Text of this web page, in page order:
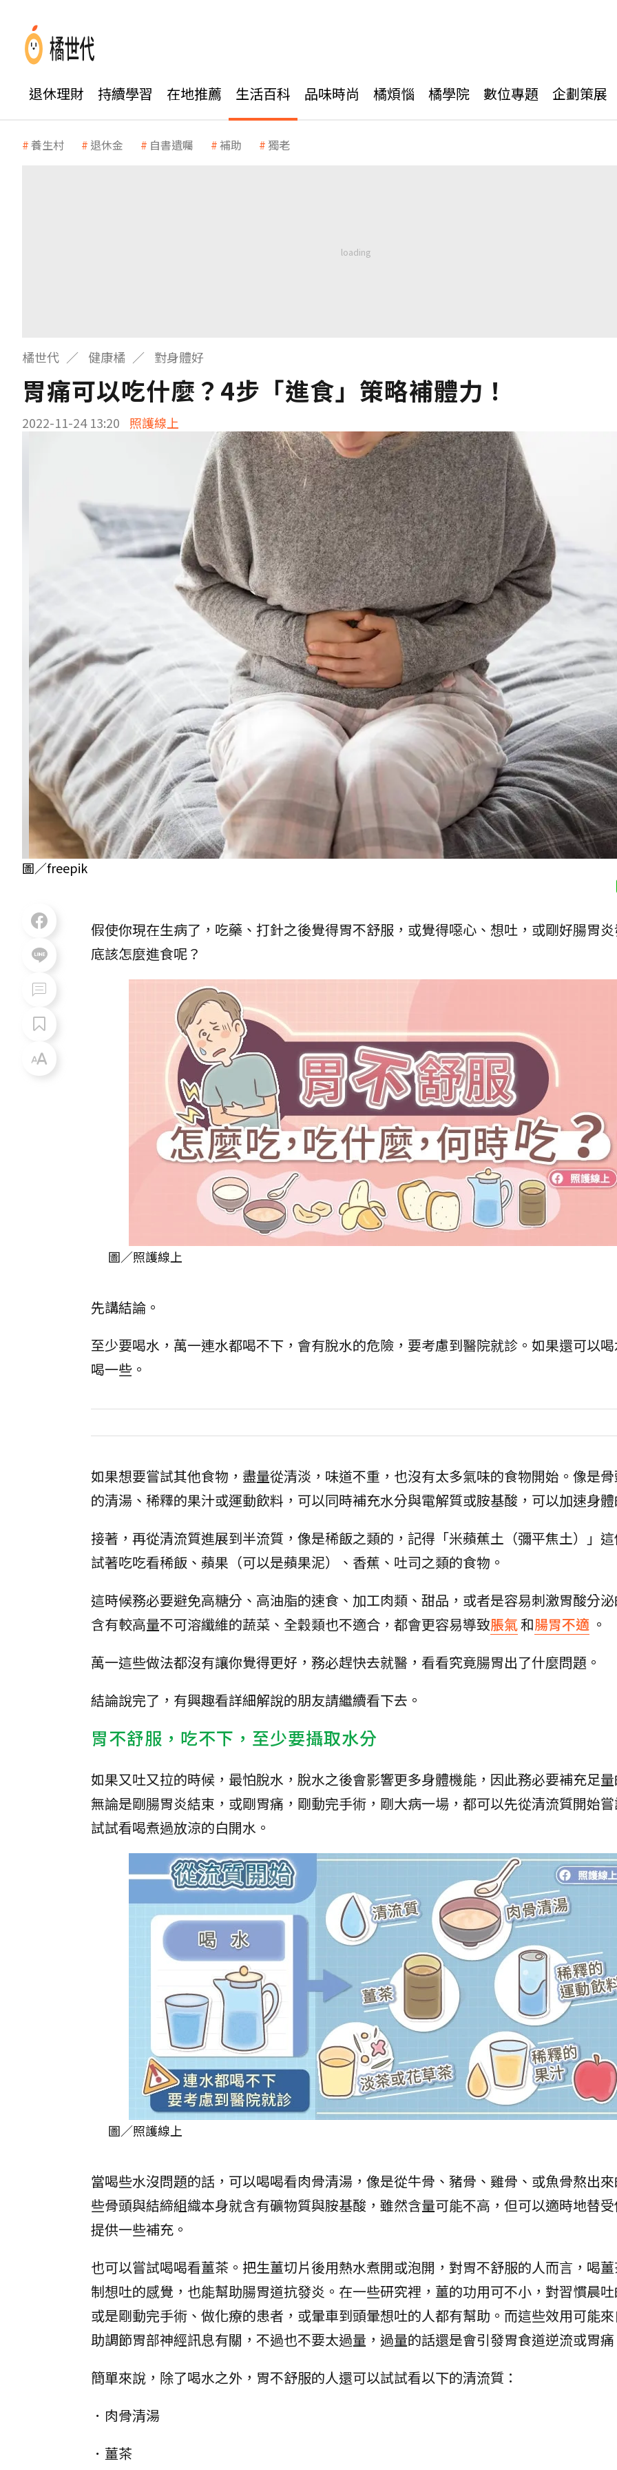
退休理財 持續學習 在地推薦 生活百科 品味時尚 橘煩惱 橘學院 數位專題 企劃策展
養生村 退休金 自書遺囑 補助 獨老
橘世代 健康橘 對身體好
胃痛可以吃什麼？4步「進食」策略補體力！
2022-11-24 13:20 照護線上
圖／freepik
假使你現在生病了，吃藥、打針之後覺得胃不舒服，或覺得噁心、想吐，或剛好腸胃
底該怎麼進食呢？
圖／照護線上
先講結論。
至少要喝水，萬一連水都喝不下，會有脫水的危險，要考慮到醫院就診。如果還可以
喝一些。
如果想要嘗試其他食物，盡量從清淡，味道不重，也沒有太多氣味的食物開始。像是
的清湯、稀釋的果汁或運動飲料，可以同時補充水分與電解質或胺基酸，可以加速身
接著，再從清流質進展到半流質，像是稀飯之類的，記得「米蘋蕉土（彌平焦土）」
試著吃吃看稀飯、蘋果（可以是蘋果泥）、香蕉、吐司之類的食物。
這時候務必要避免高糖分、高油脂的速食、加工肉類、甜品，或者是容易刺激胃酸分
含有較高量不可溶纖維的蔬菜、全穀類也不適合，都會更容易導致脹氣和腸胃不適 。
萬一這些做法都沒有讓你覺得更好，務必趕快去就醫，看看究竟腸胃出了什麼問題。
結論說完了，有興趣看詳細解說的朋友請繼續看下去。
胃不舒服，吃不下，至少要攝取水分
如果又吐又拉的時候，最怕脫水，脫水之後會影響更多身體機能，因此務必要補充足
無論是剛腸胃炎結束，或剛胃痛，剛動完手術，剛大病一場，都可以先從清流質開始
試試看喝煮過放涼的白開水。
圖／照護線上
當喝些水沒問題的話，可以喝喝看肉骨清湯，像是從牛骨、豬骨、雞骨、或魚骨熬出
些骨頭與結締組織本身就含有礦物質與胺基酸，雖然含量可能不高，但可以適時地替
提供一些補充。
也可以嘗試喝喝看薑茶。把生薑切片後用熱水煮開或泡開，對胃不舒服的人而言，喝
制想吐的感覺，也能幫助腸胃道抗發炎。在一些研究裡，薑的功用可不小，對習慣晨
或是剛動完手術、做化療的患者，或暈車到頭暈想吐的人都有幫助。而這些效用可能
助調節胃部神經訊息有關，不過也不要太過量，過量的話還是會引發胃食道逆流或胃
簡單來說，除了喝水之外，胃不舒服的人還可以試試看以下的清流質：
．肉骨清湯
．薑茶